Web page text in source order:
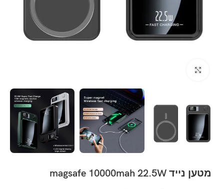
מטען נייד magsafe 10000mah 22.5W